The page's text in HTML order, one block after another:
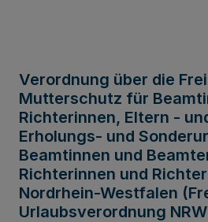
Verordnung über die
Mutterschutz für
Richterinnen, Eltern -
Erholungs- und
Beamtinnen und
Richterinnen und
Nordrhein-Westfalen
Urlaubsverordnung